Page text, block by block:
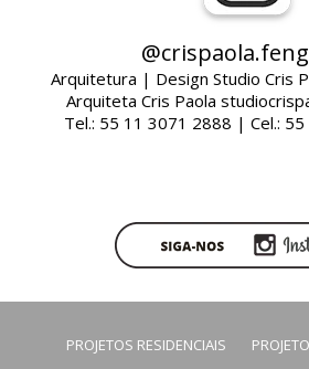
Arquitetura | Design Studio Cris
Arquiteta Cris Paola
Tel.: 55 11 3071 2888 | Cel.:
PROJETOS RESIDENCIAIS